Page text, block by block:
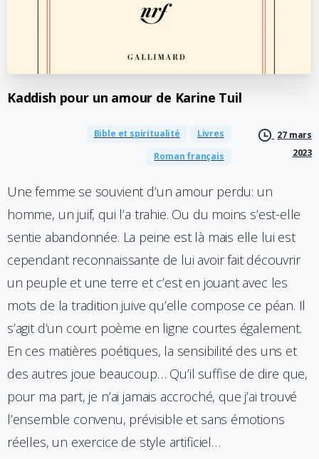
Kaddish pour un amour de Karine Tuil
Bible et spiritualité
Livres
Roman français
27 mars
2023
Une femme se souvient d’un amour perdu: un
homme, un juif, qui l’a trahie. Ou du moins s’est-elle
sentie abandonnée. La peine est là mais elle lui est
cependant reconnaissante de lui avoir fait découvrir
un peuple et une terre et c’est en jouant avec les
mots de la tradition juive qu’elle compose ce péan. Il
s’agit d’un court poème en ligne courtes également.
En ces matières poétiques, la sensibilité des uns et
des autres joue beaucoup… Qu’il suffise de dire que,
pour ma part, je n’ai jamais accroché, que j’ai trouvé
l’ensemble convenu, prévisible et sans émotions
réelles, un exercice de style artificiel…